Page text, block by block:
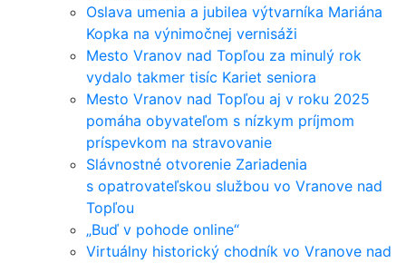
Oslava umenia a jubilea výtvarníka Mariána
Kopka na výnimočnej vernisáži
Mesto Vranov nad Topľou za minulý rok
vydalo takmer tisíc Kariet seniora
Mesto Vranov nad Topľou aj v roku 2025
pomáha obyvateľom s nízkym príjmom
príspevkom na stravovanie
Slávnostné otvorenie Zariadenia
s opatrovateľskou službou vo Vranove nad
Topľou
„Buď v pohode online“
Virtuálny historický chodník vo Vranove nad